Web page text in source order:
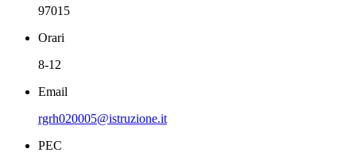
97015
Orari
8-12
Email
rgrh020005@istruzione.it
PEC